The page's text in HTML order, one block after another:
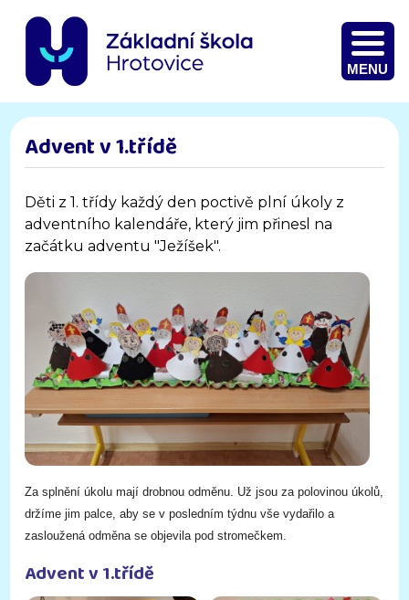
MENU
Advent v 1.třídě
Děti z 1. třídy každý den poctivě plní úkoly z
adventního kalendáře, který jim přinesl na
začátku adventu "Ježíšek".
Za splnění úkolu mají drobnou odměnu. Už jsou za polovinou úkolů,
držíme jim palce, aby se v posledním týdnu vše vydařilo a
zasloužená odměna se objevila pod stromečkem.
Advent v 1.třídě